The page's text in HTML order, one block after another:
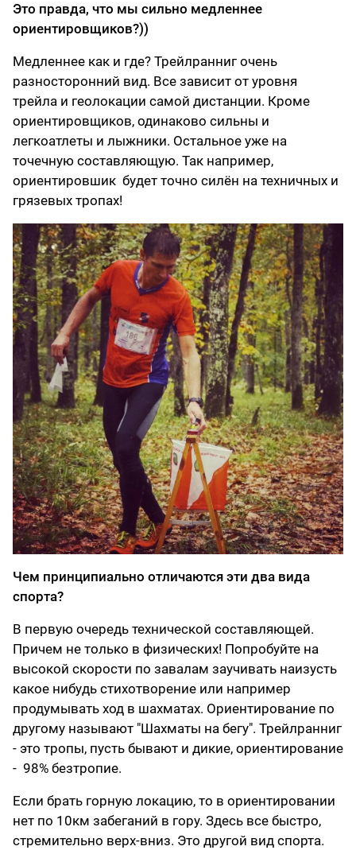
Это правда, что мы сильно медленнее
ориентировщиков?))
Медленнее как и где? Трейлранниг очень
разносторонний вид. Все зависит от уровня
трейла и геолокации самой дистанции. Кроме
ориентировщиков, одинаково сильны и
легкоатлеты и лыжники. Остальное уже на
точечную составляющую. Так например,
ориентировшик будет точно силён на техничных и
грязевых тропах!
Чем принципиально отличаются эти два вида
спорта?
В первую очередь технической составляющей.
Причем не только в физических! Попробуйте на
высокой скорости по завалам заучивать наизусть
какое нибудь стихотворение или например
продумывать ход в шахматах. Ориентирование по
другому называют "Шахматы на бегу". Трейлранниг
- это тропы, пусть бывают и дикие, ориентирование
- 98% безтропие.
Если брать горную локацию, то в ориентировании
нет по 10км забеганий в гору. Здесь все быстро,
стремительно верх-вниз. Это другой вид спорта.